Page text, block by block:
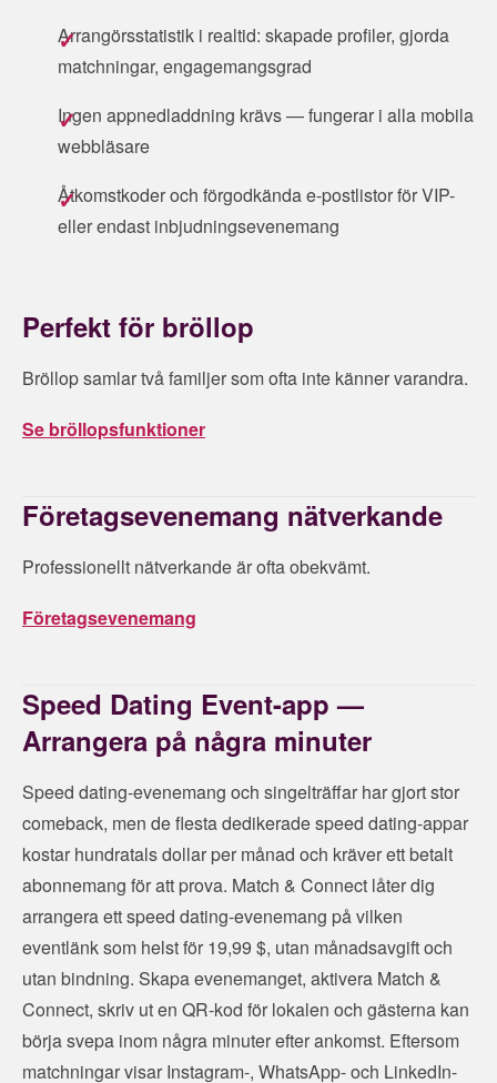
Arrangörsstatistik i realtid: skapade profiler, gjorda
matchningar, engagemangsgrad
Ingen appnedladdning krävs — fungerar i alla mobila
webbläsare
Åtkomstkoder och förgodkända e-postlistor för VIP-
eller endast inbjudningsevenemang
Perfekt för bröllop
Bröllop samlar två familjer som ofta inte känner varandra.
Se bröllopsfunktioner
Företagsevenemang nätverkande
Professionellt nätverkande är ofta obekvämt.
Företagsevenemang
Speed Dating Event-app —
Arrangera på några minuter
Speed dating-evenemang och singelträffar har gjort stor
comeback, men de flesta dedikerade speed dating-appar
kostar hundratals dollar per månad och kräver ett betalt
abonnemang för att prova. Match & Connect låter dig
arrangera ett speed dating-evenemang på vilken
eventlänk som helst för 19,99 $, utan månadsavgift och
utan bindning. Skapa evenemanget, aktivera Match &
Connect, skriv ut en QR-kod för lokalen och gästerna kan
börja svepa inom några minuter efter ankomst. Eftersom
matchningar visar Instagram-, WhatsApp- och LinkedIn-